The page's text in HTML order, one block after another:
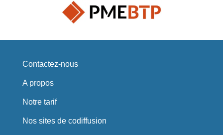
Contactez-nous
A propos
Notre tarif
Nos sites de codiffusion